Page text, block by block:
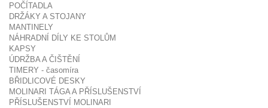
POČÍTADLA
DRŽÁKY A STOJANY
MANTINELY
NÁHRADNÍ DÍLY KE STOLŮM
KAPSY
ÚDRŽBA A ČIŠTĚNÍ
TIMERY - časomíra
BŘIDLICOVÉ DESKY
MOLINARI TÁGA A PŘÍSLUŠENSTVÍ
PŘÍSLUŠENSTVÍ MOLINARI